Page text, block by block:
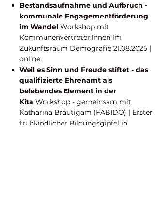
Bestandsaufnahme und Aufbruch -
kommunale Engagementförderung
im Wandel Workshop mit
Kommunenvertreter:innen im
Zukunftsraum Demografie 21.08.2025 |
online
Weil es Sinn und Freude stiftet - das
qualifizierte Ehrenamt als
belebendes Element in der
Kita Workshop - gemeinsam mit
Katharina Bräutigam (FABIDO) | Erster
frühkindlicher Bildungsgipfel in